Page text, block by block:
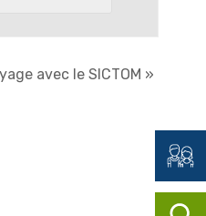
avec le SICTOM »